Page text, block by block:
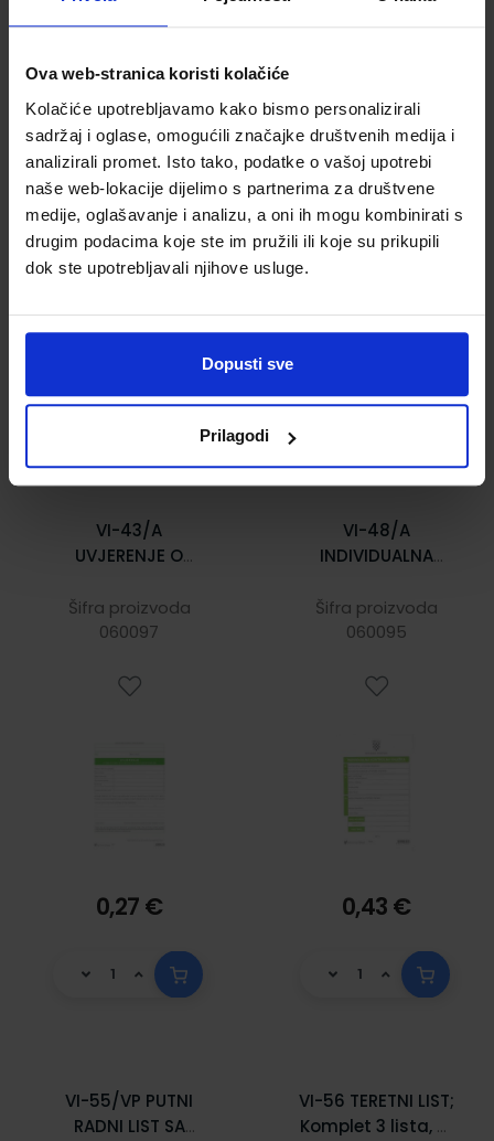
Ova web-stranica koristi kolačiće
Kolačiće upotrebljavamo kako bismo personalizirali
sadržaj i oglase, omogućili značajke društvenih medija i
analizirali promet. Isto tako, podatke o vašoj upotrebi
naše web-lokacije dijelimo s partnerima za društvene
medije, oglašavanje i analizu, a oni ih mogu kombinirati s
drugim podacima koje ste im pružili ili koje su prikupili
dok ste upotrebljavali njihove usluge.
Dopusti sve
Prilagodi
0,34 €
cm, 2 x presavijen
0,40 €
VI-43/A
UVJERENJE O
SPOSOBNOSTI
VOZAČA; List, 21 x
Šifra proizvoda
060097
0,27 €
VI-48/A
INDIVIDUALNA
KNJIŽICA; Knjižica
10 stranica, 13,5 x
Šifra proizvoda
060095
0,43 €
VI-55/VP PUTNI
RADNI LIST SA
VI-56 TERETNI LIST;
Komplet 3 lista, 21